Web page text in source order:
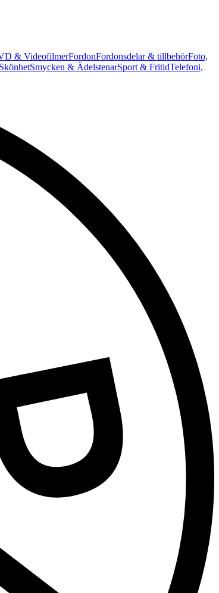
& VideofilmerFordonFordonsdelar & tillbehörFoto,
Smycken & ÄdelstenarSport & FritidTelefoni,